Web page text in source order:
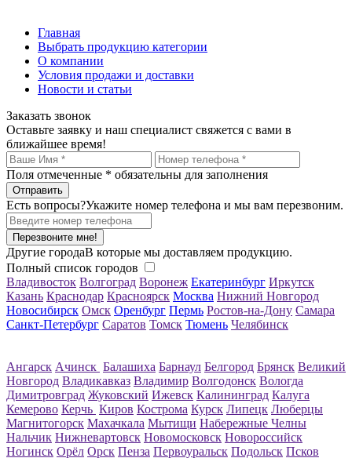
Главная
Выбрать продукцию категории
О компании
Условия продажи и доставки
Новости и статьи
Заказать звонок
Оставьте заявку и наш специалист свяжется с вами в
ближайшее время!
Поля отмеченные * обязательны для заполнения
Есть вопросы?Укажите номер телефона и мы вам перезвоним.
Перезвоните мне!
Другие городаВ которые мы доставляем продукцию.
Полный список городов
Владивосток Волгоград Воронеж Екатеринбург Иркутск
Казань Краснодар Красноярск Москва Нижний Новгород
Новосибирск Омск Оренбург Пермь Ростов-на-Дону Самара
Санкт-Петербург Саратов Томск Тюмень Челябинск
Ангарск Ачинск Балашиха Барнаул Белгород Брянск Великий
Новгород Владикавказ Владимир Волгодонск Вологда
Димитровград Жуковский Ижевск Калининград Калуга
Кемерово Керчь Киров Кострома Курск Липецк Люберцы
Магнитогорск Махачкала Мытищи Набережные Челны
Нальчик Нижневартовск Новомосковск Новороссийск
Ногинск Орёл Орск Пенза Первоуральск Подольск Псков